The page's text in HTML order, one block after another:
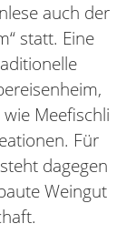
auch der
statt. Eine
Meefischli
Für
dagegen
Weingut